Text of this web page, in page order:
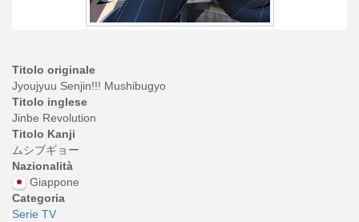
Titolo originale
Jyoujyuu Senjin!!! Mushibugyo
Titolo inglese
Jinbe Revolution
Titolo Kanji
ムシブギョー
Nazionalità
Giappone
Categoria
Serie TV